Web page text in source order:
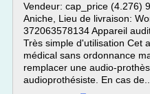
Vendeur: cap_price (4.276)
Aniche, Lieu de livraison:
372063578134 Appareil
Très simple d'utilisation Cet
médical sans ordonnance
remplacer une audio-
audioprothésiste. En cas de...